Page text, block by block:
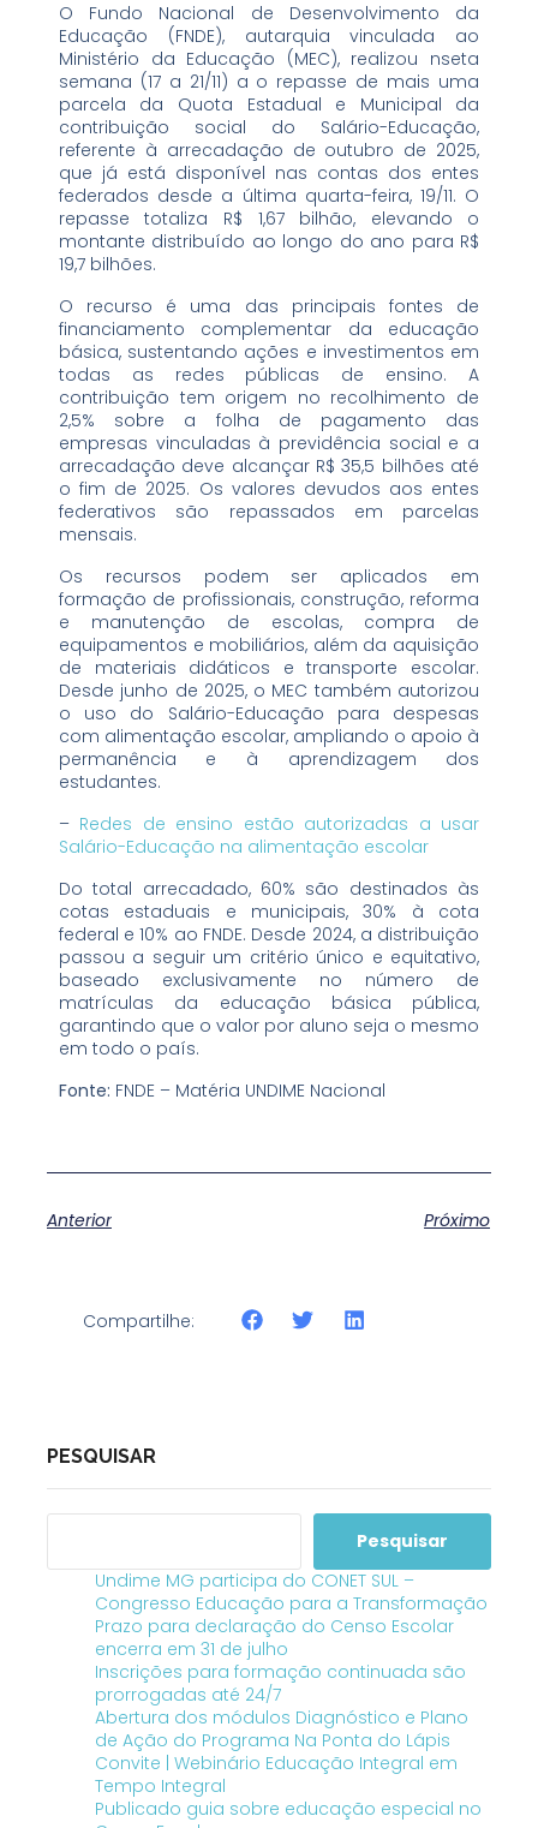
O Fundo Nacional de Desenvolvimento da
Educação (FNDE), autarquia vinculada ao
Ministério da Educação (MEC), realizou nseta
semana (17 a 21/11) a o repasse de mais uma
parcela da Quota Estadual e Municipal da
contribuição social do Salário-Educação,
referente à arrecadação de outubro de 2025,
que já está disponível nas contas dos entes
federados desde a última quarta-feira, 19/11. O
repasse totaliza R$ 1,67 bilhão, elevando o
montante distribuído ao longo do ano para R$
19,7 bilhões.
O recurso é uma das principais fontes de
financiamento complementar da educação
básica, sustentando ações e investimentos em
todas as redes públicas de ensino. A
contribuição tem origem no recolhimento de
2,5% sobre a folha de pagamento das
empresas vinculadas à previdência social e a
arrecadação deve alcançar R$ 35,5 bilhões até
o fim de 2025. Os valores devudos aos entes
federativos são repassados em parcelas
mensais.
Os recursos podem ser aplicados em
formação de profissionais, construção, reforma
e manutenção de escolas, compra de
equipamentos e mobiliários, além da aquisição
de materiais didáticos e transporte escolar.
Desde junho de 2025, o MEC também autorizou
o uso do Salário-Educação para despesas
com alimentação escolar, ampliando o apoio à
permanência e à aprendizagem dos
estudantes.
– Redes de ensino estão autorizadas a usar
Salário-Educação na alimentação escolar
Do total arrecadado, 60% são destinados às
cotas estaduais e municipais, 30% à cota
federal e 10% ao FNDE. Desde 2024, a distribuição
passou a seguir um critério único e equitativo,
baseado exclusivamente no número de
matrículas da educação básica pública,
garantindo que o valor por aluno seja o mesmo
em todo o país.
Fonte: FNDE – Matéria UNDIME Nacional
Anterior Próximo
Compartilhe:
PESQUISAR
Pesquisar
Undime MG participa do CONET SUL –
Congresso Educação para a Transformação
Prazo para declaração do Censo Escolar
encerra em 31 de julho
Inscrições para formação continuada são
prorrogadas até 24/7
Abertura dos módulos Diagnóstico e Plano
de Ação do Programa Na Ponta do Lápis
Convite | Webinário Educação Integral em
Tempo Integral
Publicado guia sobre educação especial no